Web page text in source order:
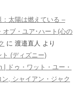
：太陽は燃えている –
オブ・ユア･ハート(心の
に 渡邉直人 より
ト (ディズニー)
ドゥ・ワット・ユー・
, シャイアン・ジャク